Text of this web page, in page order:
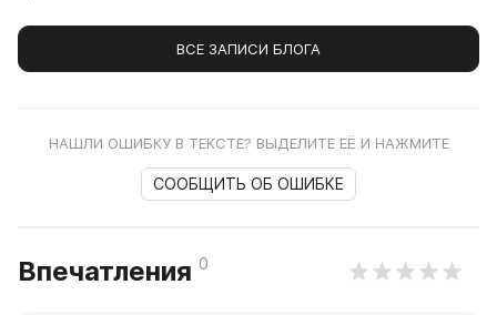
ВСЕ ЗАПИСИ БЛОГА
НАШЛИ ОШИБКУ В ТЕКСТЕ? ВЫДЕЛИТЕ ЕЁ И НАЖМИТЕ
СООБЩИТЬ ОБ ОШИБКЕ
Впечатления 0